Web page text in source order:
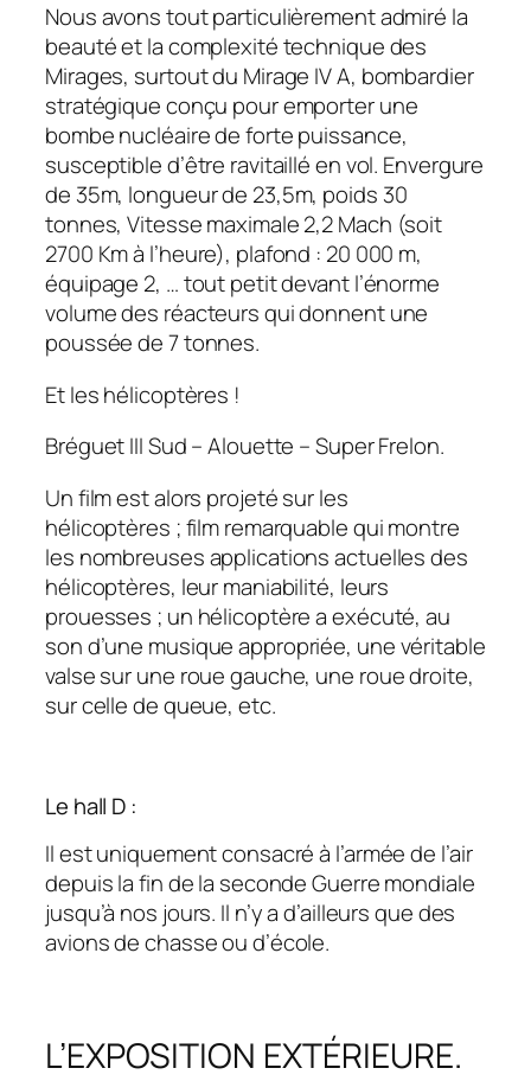
Nous avons tout particulièrement admiré la
beauté et la complexité technique des
Mirages, surtout du Mirage IV A, bombardier
stratégique conçu pour emporter une
bombe nucléaire de forte puissance,
susceptible d’être ravitaillé en vol. Envergure
de 35m, longueur de 23,5m, poids 30
tonnes, Vitesse maximale 2,2 Mach (soit
2700 Km à l’heure), plafond : 20 000 m,
équipage 2, … tout petit devant l’énorme
volume des réacteurs qui donnent une
poussée de 7 tonnes.
Et les hélicoptères !
Bréguet III Sud – Alouette – Super Frelon.
Un film est alors projeté sur les
hélicoptères ; film remarquable qui montre
les nombreuses applications actuelles des
hélicoptères, leur maniabilité, leurs
prouesses ; un hélicoptère a exécuté, au
son d’une musique appropriée, une véritable
valse sur une roue gauche, une roue droite,
sur celle de queue, etc.
Le hall D :
Il est uniquement consacré à l’armée de l’air
depuis la fin de la seconde Guerre mondiale
jusqu’à nos jours. Il n’y a d’ailleurs que des
avions de chasse ou d’école.
L’EXPOSITION EXTÉRIEURE.